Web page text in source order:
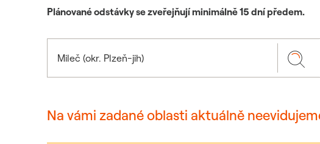
Plánované odstávky se zveřejňují minimálně 15 dní předem.
Na vámi zadané oblasti aktuálně